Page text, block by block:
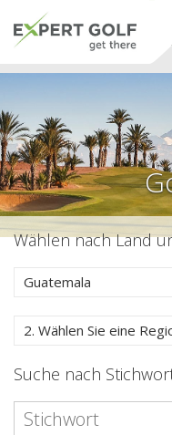
Wählen nach Land
Guatemala
2. Wählen Sie eine
Suche nach